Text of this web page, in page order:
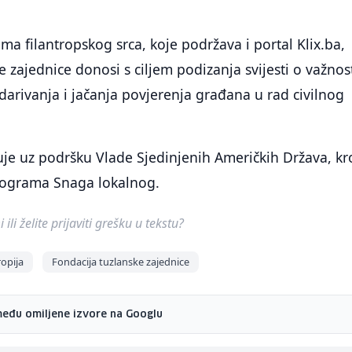
filantropskog srca, koje podržava i portal Klix.ba,
zajednice donosi s ciljem podizanja svijesti o
i jačanja povjerenja građana u rad civilnog
uz podršku Vlade Sjedinjenih Američkih Država,
Snaga lokalnog.
ili želite prijaviti grešku u tekstu?
Fondacija tuzlanske zajednice
omiljene izvore na Googlu